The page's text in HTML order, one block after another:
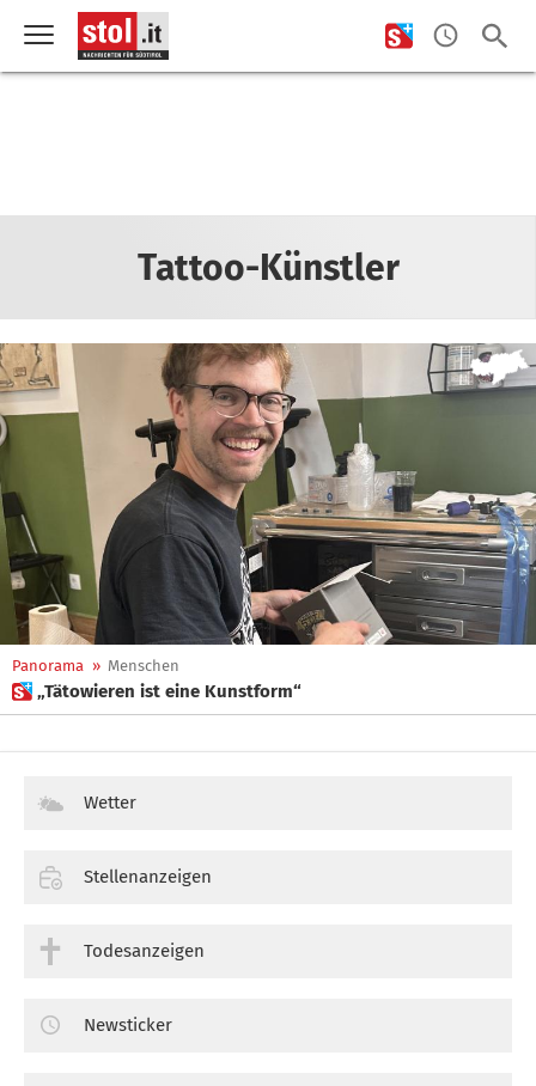
Tattoo-Künstler
Panorama » Menschen
 „Tätowieren ist eine Kunstform“
Wetter
Stellenanzeigen
Todesanzeigen
Newsticker